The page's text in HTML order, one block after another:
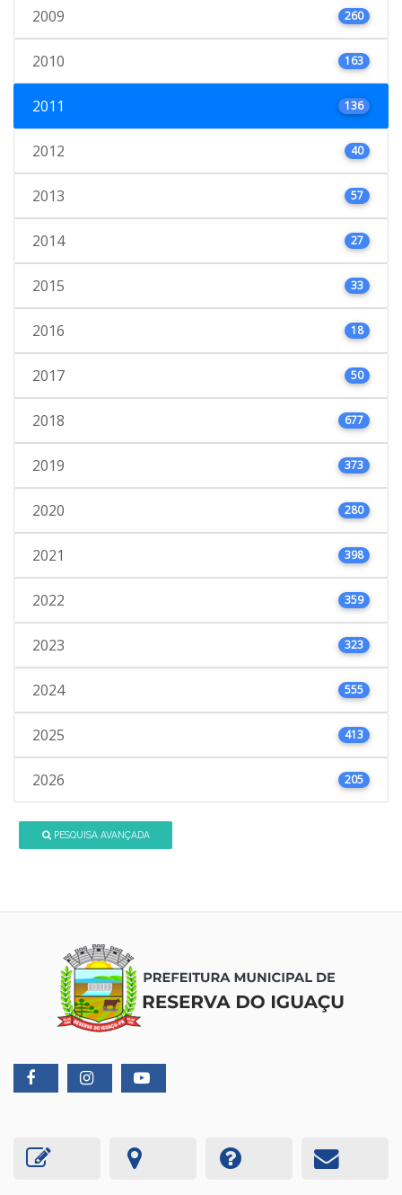
2009 260
2010 163
2011 136
2012 40
2013 57
2014 27
2015 33
2016 18
2017 50
2018 677
2019 373
2020 280
2021 398
2022 359
2023 323
2024 555
2025 413
2026 205
PESQUISA AVANÇADA